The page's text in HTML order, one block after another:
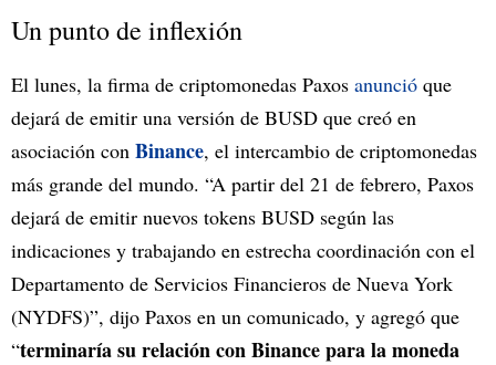
Un punto de inflexión
El lunes, la firma de criptomonedas Paxos anunció que
dejará de emitir una versión de BUSD que creó en
asociación con Binance, el intercambio de criptomonedas
más grande del mundo. “A partir del 21 de febrero, Paxos
dejará de emitir nuevos tokens BUSD según las
indicaciones y trabajando en estrecha coordinación con el
Departamento de Servicios Financieros de Nueva York
(NYDFS)”, dijo Paxos en un comunicado, y agregó que
“terminaría su relación con Binance para la moneda